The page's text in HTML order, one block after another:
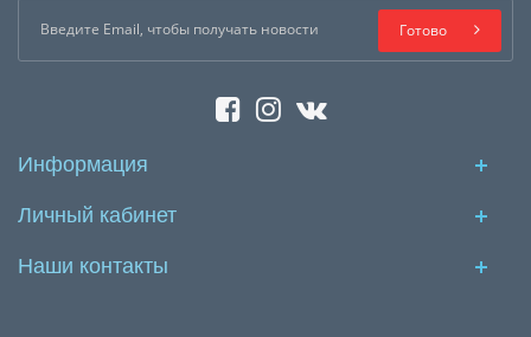
Готово
Информация
Личный кабинет
Наши контакты